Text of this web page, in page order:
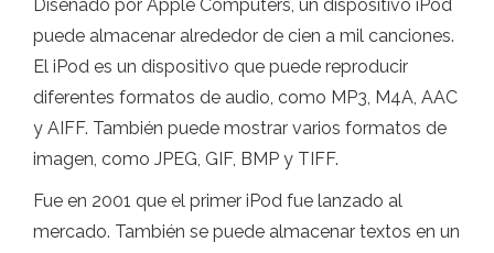
Diseñado por Apple Computers, un dispositivo iPod
puede almacenar alrededor de cien a mil canciones.
El iPod es un dispositivo que puede reproducir
diferentes formatos de audio, como MP3, M4A, AAC
y AIFF. También puede mostrar varios formatos de
imagen, como JPEG, GIF, BMP y TIFF.
Fue en 2001 que el primer iPod fue lanzado al
mercado. También se puede almacenar textos en un